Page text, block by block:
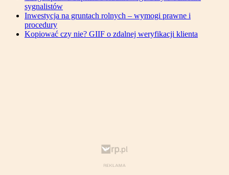
sygnalistów
Inwestycja na gruntach rolnych – wymogi prawne i
procedury
Kopiować czy nie? GIIF o zdalnej weryfikacji klienta